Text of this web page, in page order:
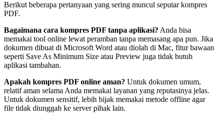
Berikut beberapa pertanyaan yang sering muncul seputar kompres
PDF.
Bagaimana cara kompres PDF tanpa aplikasi? Anda bisa
memakai tool online lewat peramban tanpa memasang apa pun. Jika
dokumen dibuat di Microsoft Word atau diolah di Mac, fitur bawaan
seperti Save As Minimum Size atau Preview juga tidak butuh
aplikasi tambahan.
Apakah kompres PDF online aman? Untuk dokumen umum,
relatif aman selama Anda memakai layanan yang reputasinya jelas.
Untuk dokumen sensitif, lebih bijak memakai metode offline agar
file tidak diunggah ke server pihak lain.